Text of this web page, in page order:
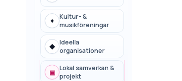
✦ Kultur- &
musikföreningar
◆ Ideella
organisationer
▣ Lokal samverkan &
projekt